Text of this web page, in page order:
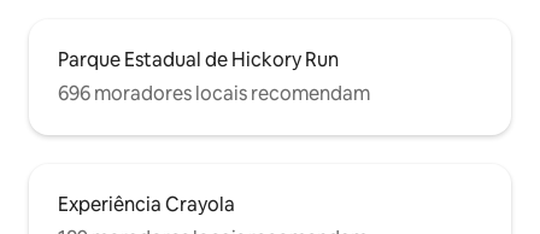
Parque Estadual de Hickory Run
696 moradores locais recomendam
Experiência Crayola